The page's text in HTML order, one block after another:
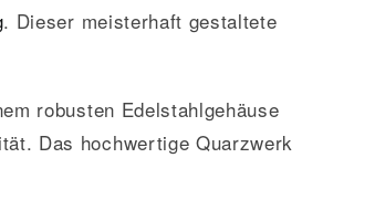
. Dieser meisterhaft gestaltete
robusten Edelstahlgehäuse
Das hochwertige Quarzwerk